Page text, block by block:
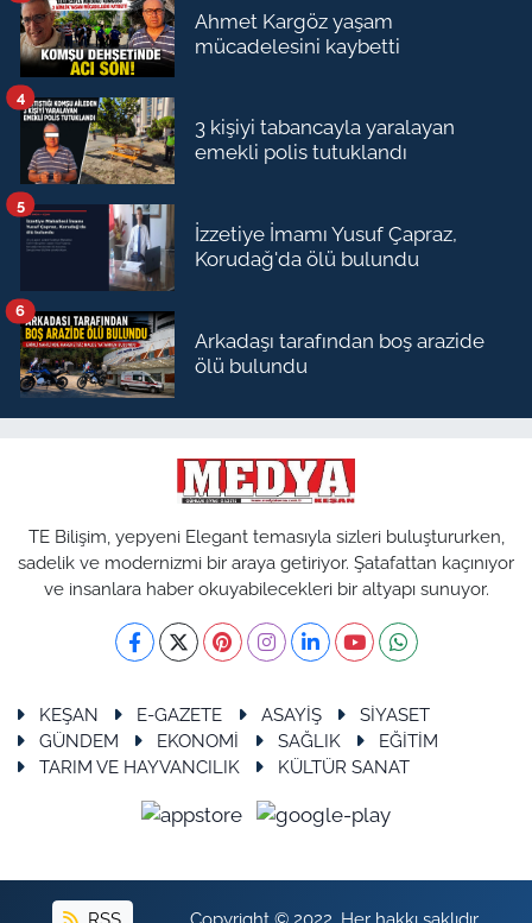
Ahmet Kargöz yaşam
mücadelesini kaybetti
3 kişiyi tabancayla yaralayan
emekli polis tutuklandı
4
İzzetiye İmamı Yusuf Çapraz,
Korudağ'da ölü bulundu
5
Arkadaşı tarafından boş arazide
ölü bulundu
6
TE Bilişim, yepyeni Elegant temasıyla sizleri buluştururken,
sadelik ve modernizmi bir araya getiriyor. Şatafattan kaçınıyor
ve insanlara haber okuyabilecekleri bir altyapı sunuyor.
KEŞAN E-GAZETE ASAYİŞ
SİYASET
GÜNDEM
EKONOMİ SAĞLIK
EĞİTİM
TARIM VE HAYVANCILIK
KÜLTÜR SANAT